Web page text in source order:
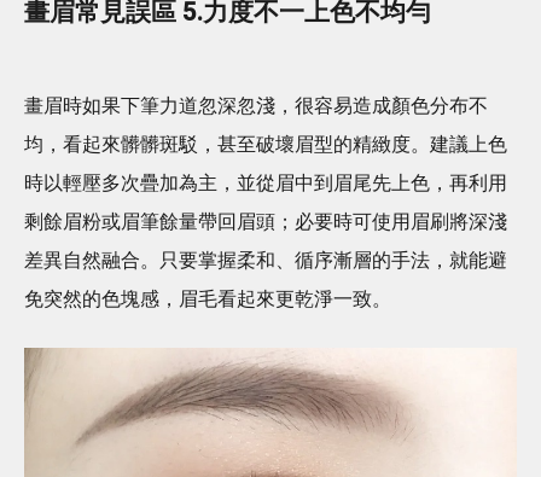
畫眉常見誤區 5.力度不一上色不均勻
畫眉時如果下筆力道忽深忽淺，很容易造成顏色分布不
均，看起來髒髒斑駁，甚至破壞眉型的精緻度。建議上色
時以輕壓多次疊加為主，並從眉中到眉尾先上色，再利用
剩餘眉粉或眉筆餘量帶回眉頭；必要時可使用眉刷將深淺
差異自然融合。只要掌握柔和、循序漸層的手法，就能避
免突然的色塊感，眉毛看起來更乾淨一致。